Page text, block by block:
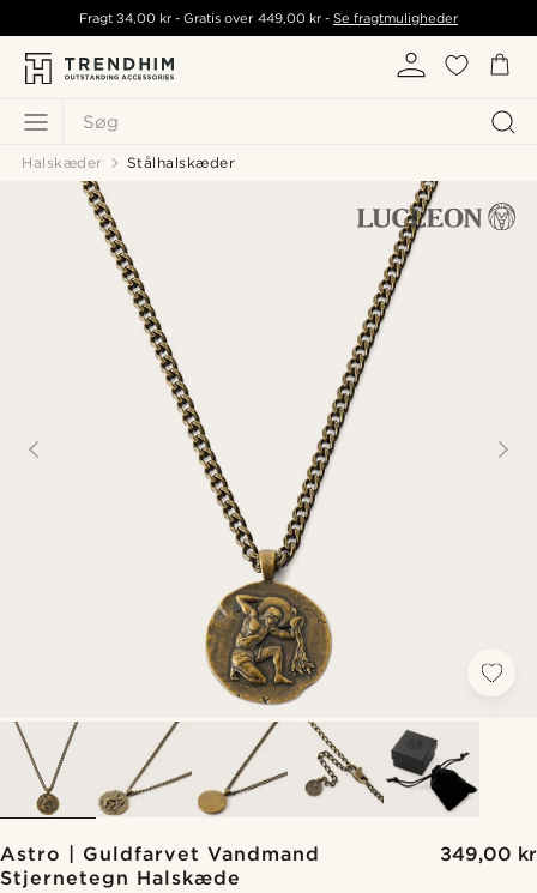
Søg
Fragt34,00 kr - Gratis over 449,00 kr- Se fragtmuligheder
Halskæder Stålhalskæder
Astro | Guldfarvet Vandmand
Stjernetegn Halskæde
349,00 kr